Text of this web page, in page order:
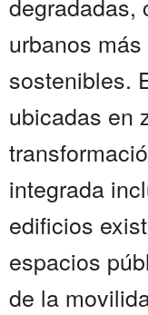
urbanos
sostenibles.
ubicadas en
integrada
edificios
espacios
de la